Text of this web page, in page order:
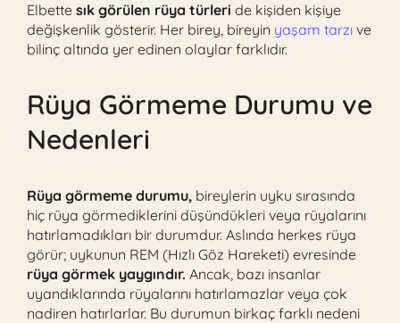
Elbette sık görülen rüya türleri de kişiden kişiye
değişkenlik gösterir. Her birey, bireyin yaşam tarzı ve
bilinç altında yer edinen olaylar farklıdır.
Rüya Görmeme Durumu ve
Nedenleri
Rüya görmeme durumu, bireylerin uyku sırasında
hiç rüya görmediklerini düşündükleri veya rüyalarını
hatırlamadıkları bir durumdur. Aslında herkes rüya
görür; uykunun REM (Hızlı Göz Hareketi) evresinde
rüya görmek yaygındır. Ancak, bazı insanlar
uyandıklarında rüyalarını hatırlamazlar veya çok
nadiren hatırlarlar. Bu durumun birkaç farklı nedeni